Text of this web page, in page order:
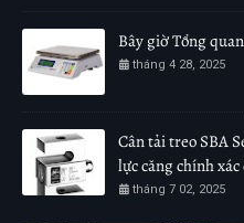
Bây giờ Tổng
tháng 4 28, 2025
Cân tải treo SBA
lực căng chính
tháng 7 02, 2025